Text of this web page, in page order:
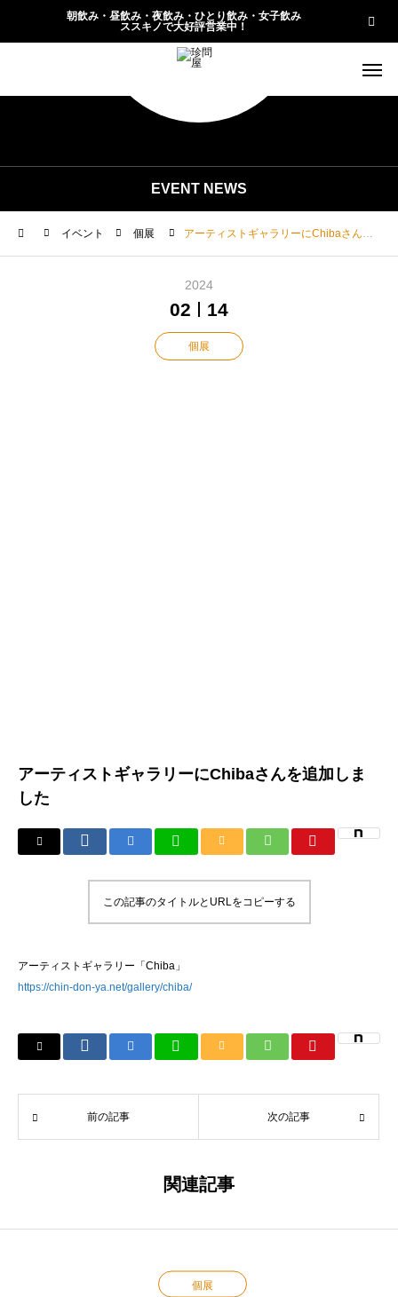
朝飲み・昼飲み・夜飲み・ひとり飲み・女子飲み
ススキノで大好評営業中！
EVENT NEWS
イベント 個展 アーティストギャラリーにChibaさんを追加しました
2024
02 14
個展
アーティストギャラリーにChibaさんを追加しま
した
この記事のタイトルとURLをコピーする
アーティストギャラリー「Chiba」
https://chin-don-ya.net/gallery/chiba/
前の記事 次の記事
関連記事
個展